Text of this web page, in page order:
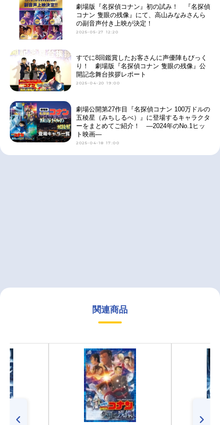
劇場版『名探偵コナン』初の試み！ 『名探偵
コナン 隻眼の残像』にて、高山みなみさんら
の副音声付き上映が決定！
2025-05-27 12:20
すでに8回鑑賞したお客さんに声優陣もびっく
り！ 劇場版『名探偵コナン 隻眼の残像』公
開記念舞台挨拶レポート
2025-04-20 19:00
劇場公開第27作目『名探偵コナン 100万ドルの
五稜星（みちしるべ）』に登場するキャラクタ
ーをまとめてご紹介！ ―2024年のNo.1ヒッ
ト映画―
2025-04-18 17:00
関連商品